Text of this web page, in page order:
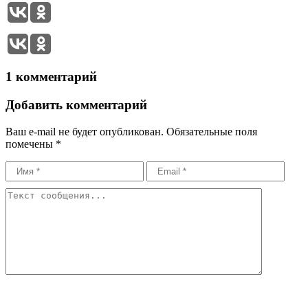
1 комментарий
Добавить комментарий
Ваш e-mail не будет опубликован. Обязательные поля
помечены *